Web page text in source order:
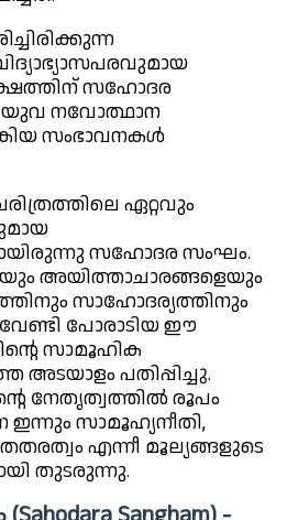
സഹോദര
യുവ നവോത്ഥാന
സംഭാവനകൾ
ഏറ്റവും
സഹോദര സംഘം.
അയിത്താചാരങ്ങളെയും
സാഹോദര്യത്തിനും
പോരാടിയ ഈ
സാമൂഹിക
അടയാളം പതിപ്പിച്ചു.
നേതൃത്വത്തിൽ രൂപം
സാമൂഹ്യനീതി,
എന്നീ മൂല്യങ്ങളുടെ
തുടരുന്നു.